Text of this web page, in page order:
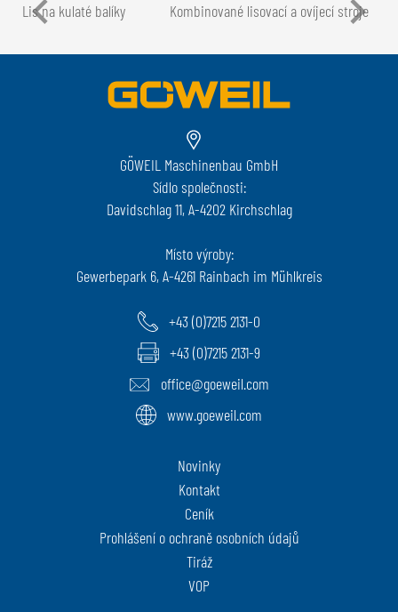
Lis na kulaté balíky Kombinované lisovací a ovíjecí stroje
GÖWEIL Maschinenbau GmbH
Sídlo společnosti:
Davidschlag 11, A-4202 Kirchschlag
Místo výroby:
Gewerbepark 6, A-4261 Rainbach im Mühlkreis
+43 (0)7215 2131-0
+43 (0)7215 2131-9
office@goeweil.com
www.goeweil.com
Novinky
Kontakt
Ceník
Prohlášení o ochraně osobních údajů
Tiráž
VOP